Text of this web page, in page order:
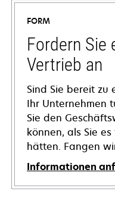
FORM
Fordern Sie
Vertrieb an
Sind Sie bereit zu
Ihr Unternehmen
Sie den
können, als Sie
hätten. Fangen
Informationen